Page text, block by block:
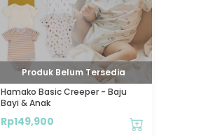
Produk Belum Tersedia
Hamako Basic Creeper - Baju
Bayi & Anak
Rp149,900